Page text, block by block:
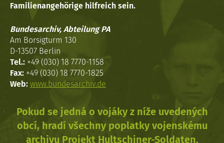
Familienangehörige hilfreich sein.
Bundesarchiv, Abteilung PA
Am Borsigturm 130
D-13507 Berlin
Tel.: +49 (030) 18 7770-1158
Fax: +49 (030) 18 7770-1825
Web: www.bundesarchiv.de
Pokud se jedná o vojáky z níže uvedených
obcí, hradí všechny poplatky vojenskému
archivu Projekt Hultschiner-Soldaten.